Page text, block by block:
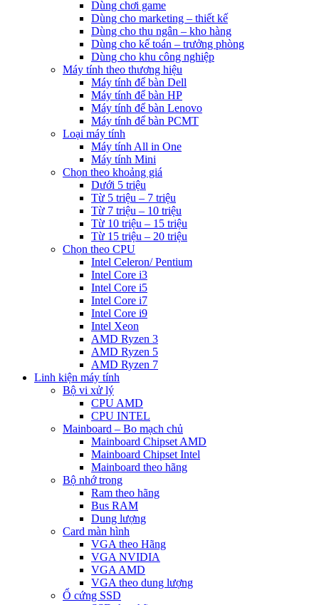
Dùng chơi game
Dùng cho marketing – thiết kế
Dùng cho thu ngân – kho hàng
Dùng cho kế toán – trưởng phòng
Dùng cho khu công nghiệp
Máy tính theo thương hiệu
Máy tính để bàn Dell
Máy tính để bàn HP
Máy tính để bàn Lenovo
Máy tính để bàn PCMT
Loại máy tính
Máy tính All in One
Máy tính Mini
Chọn theo khoảng giá
Dưới 5 triệu
Từ 5 triệu – 7 triệu
Từ 7 triệu – 10 triệu
Từ 10 triệu – 15 triệu
Từ 15 triệu – 20 triệu
Chọn theo CPU
Intel Celeron/ Pentium
Intel Core i3
Intel Core i5
Intel Core i7
Intel Core i9
Intel Xeon
AMD Ryzen 3
AMD Ryzen 5
AMD Ryzen 7
Linh kiện máy tính
Bộ vi xử lý
CPU AMD
CPU INTEL
Mainboard – Bo mạch chủ
Mainboard Chipset AMD
Mainboard Chipset Intel
Mainboard theo hãng
Bộ nhớ trong
Ram theo hãng
Bus RAM
Dung lượng
Card màn hình
VGA theo Hãng
VGA NVIDIA
VGA AMD
VGA theo dung lượng
Ổ cứng SSD